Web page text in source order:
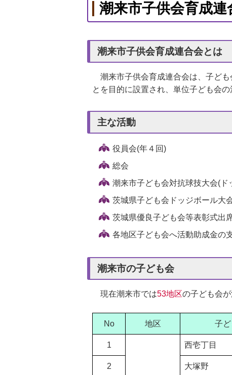
潮来市子供会育成連
潮来市子供会育成連合会とは
潮来市子供会育成連合会は、子ども
とを目的に設置され、単位子ども会
主な活動
役員会(年４回)
総会
潮来市子ども会対抗球技大会(
茨城県子ども会ドッジボール大
茨城県優良子ども会等表彰式出
各地区子ども会へ活動助成金の
潮来市の子ども会
現在潮来市では53地区の子ども会が
No 地区 子
1 西壱丁目
2 大塚野